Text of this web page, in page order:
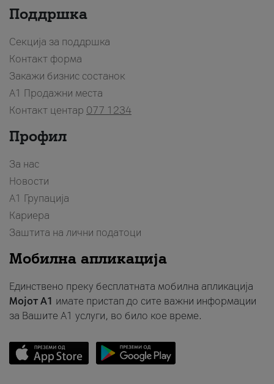
Поддршка
Секција за поддршка
Контакт форма
Закажи бизнис состанок
A1 Продажни места
Контакт центар 077 1234
Профил
За нас
Новости
А1 Групација
Кариера
Заштита на лични податоци
Мобилна апликација
Единствено преку бесплатната мобилна апликација
Мојот A1 имате пристап до сите важни информации
за Вашите A1 услуги, во било кое време.